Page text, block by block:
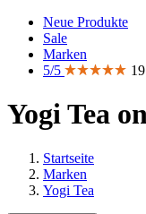
Neue Produkte
Sale
Marken
5/5
Yogi Tea
Startseite
Marken
Yogi Tea